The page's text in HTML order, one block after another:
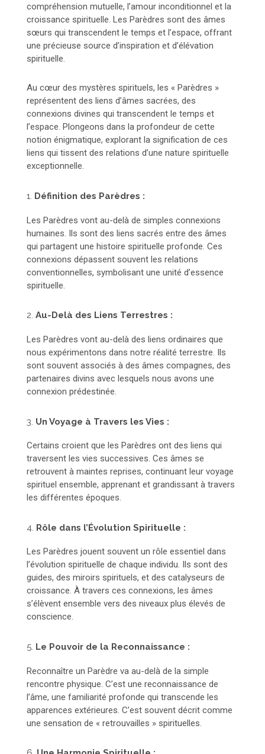
compréhension mutuelle, l’amour inconditionnel et la
croissance spirituelle. Les Parèdres sont des âmes
sœurs qui transcendent le temps et l’espace, offrant
une précieuse source d’inspiration et d’élévation
spirituelle.
Au cœur des mystères spirituels, les « Parèdres »
représentent des liens d’âmes sacrées, des
connexions divines qui transcendent le temps et
l’espace. Plongeons dans la profondeur de cette
notion énigmatique, explorant la signification de ces
liens qui tissent des relations d’une nature spirituelle
exceptionnelle.
1. Définition des Parèdres :
Les Parèdres vont au-delà de simples connexions
humaines. Ils sont des liens sacrés entre des âmes
qui partagent une histoire spirituelle profonde. Ces
connexions dépassent souvent les relations
conventionnelles, symbolisant une unité d’essence
spirituelle.
2. Au-Delà des Liens Terrestres :
Les Parèdres vont au-delà des liens ordinaires que
nous expérimentons dans notre réalité terrestre. Ils
sont souvent associés à des âmes compagnes, des
partenaires divins avec lesquels nous avons une
connexion prédestinée.
3. Un Voyage à Travers les Vies :
Certains croient que les Parèdres ont des liens qui
traversent les vies successives. Ces âmes se
retrouvent à maintes reprises, continuant leur voyage
spirituel ensemble, apprenant et grandissant à travers
les différentes époques.
4. Rôle dans l’Évolution Spirituelle :
Les Parèdres jouent souvent un rôle essentiel dans
l’évolution spirituelle de chaque individu. Ils sont des
guides, des miroirs spirituels, et des catalyseurs de
croissance. À travers ces connexions, les âmes
s’élèvent ensemble vers des niveaux plus élevés de
conscience.
5. Le Pouvoir de la Reconnaissance :
Reconnaître un Parèdre va au-delà de la simple
rencontre physique. C’est une reconnaissance de
l’âme, une familiarité profonde qui transcende les
apparences extérieures. C’est souvent décrit comme
une sensation de « retrouvailles » spirituelles.